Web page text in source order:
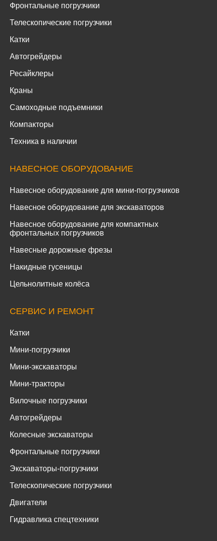
Фронтальные погрузчики
Телескопические погрузчики
Катки
Автогрейдеры
Ресайклеры
Краны
Самоходные подъемники
Компакторы
Техника в наличии
НАВЕСНОЕ ОБОРУДОВАНИЕ
Навесное оборудование для мини-погрузчиков
Навесное оборудование для экскаваторов
Навесное оборудование для компактных
фронтальных погрузчиков
Навесные дорожные фрезы
Накидные гусеницы
Цельнолитные колёса
СЕРВИС И РЕМОНТ
Катки
Мини-погрузчики
Мини-экскаваторы
Мини-тракторы
Вилочные погрузчики
Автогрейдеры
Колесные экскаваторы
Фронтальные погрузчики
Экскаваторы-погрузчики
Телескопические погрузчики
Двигатели
Гидравлика спецтехники